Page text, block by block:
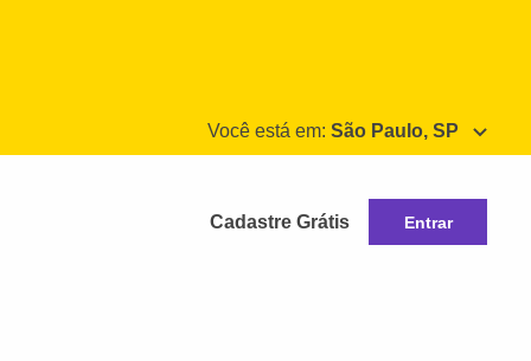
Você está em: São Paulo, SP
Cadastre Grátis Entrar